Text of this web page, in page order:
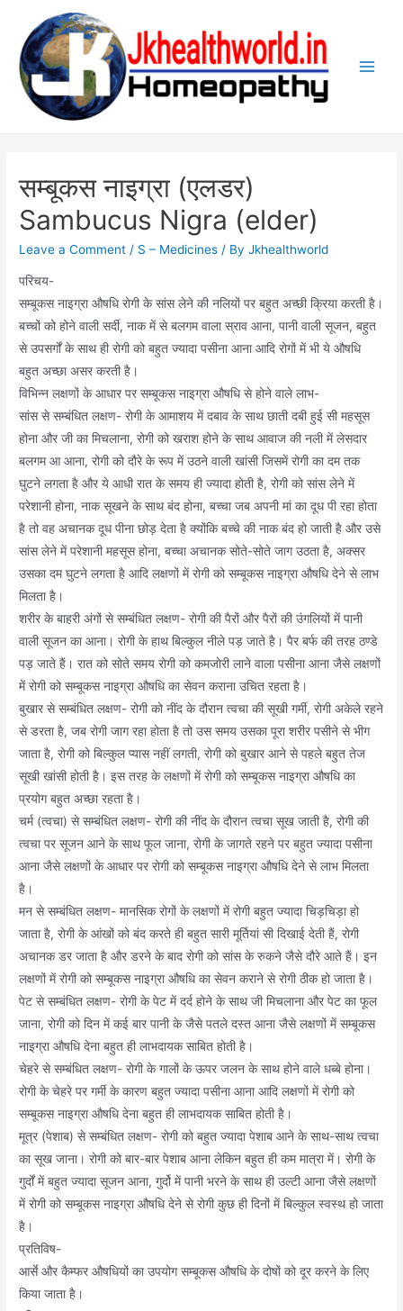
content
सम्बूकस नाइग्रा (एलडर)
Sambucus Nigra (elder)
Leave a Comment / S – Medicines / ByJkhealthworld
परिचय-
सम्बूकस नाइग्रा औषधि रोगी के सांस लेने की नलियों पर बहुत अच्छी क्रिया करती है।
बच्चों को होने वाली सर्दी, नाक में से बलगम वाला स्राव आना, पानी वाली सूजन, बहुत
से उपसर्गों के साथ ही रोगी को बहुत ज्यादा पसीना आना आदि रोगों में भी ये औषधि
बहुत अच्छा असर करती है।
विभिन्न लक्षणों के आधार पर सम्बूकस नाइग्रा औषधि से होने वाले लाभ-
सांस से सम्बंधित लक्षण- रोगी के आमाशय में दबाव के साथ छाती दबी हुई सी महसूस
होना और जी का मिचलाना, रोगी को खराश होने के साथ आवाज की नली में लेसदार
बलगम आ आना, रोगी को दौरे के रूप में उठने वाली खांसी जिसमें रोगी का दम तक
घुटने लगता है और ये आधी रात के समय ही ज्यादा होती है, रोगी को सांस लेने में
परेशानी होना, नाक सूखने के साथ बंद होना, बच्चा जब अपनी मां का दूध पी रहा होता
है तो वह अचानक दूध पीना छोड़ देता है क्योंकि बच्चे की नाक बंद हो जाती है और उसे
सांस लेने में परेशानी महसूस होना, बच्चा अचानक सोते-सोते जाग उठता है, अक्सर
उसका दम घुटने लगता है आदि लक्षणों में रोगी को सम्बूकस नाइग्रा औषधि देने से लाभ
मिलता है।
शरीर के बाहरी अंगों से सम्बंधित लक्षण- रोगी की पैरों और पैरों की उंगलियों में पानी
वाली सूजन का आना। रोगी के हाथ बिल्कुल नीले पड़ जाते है। पैर बर्फ की तरह ठण्डे
पड़ जाते हैं। रात को सोते समय रोगी को कमजोरी लाने वाला पसीना आना जैसे लक्षणों
में रोगी को सम्बूकस नाइग्रा औषधि का सेवन कराना उचित रहता है।
बुखार से सम्बंधित लक्षण- रोगी को नींद के दौरान त्वचा की सूखी गर्मी, रोगी अकेले रहने
से डरता है, जब रोगी जाग रहा होता है तो उस समय उसका पूरा शरीर पसीने से भीग
जाता है, रोगी को बिल्कुल प्यास नहीं लगती, रोगी को बुखार आने से पहले बहुत तेज
सूखी खांसी होती है। इस तरह के लक्षणों में रोगी को सम्बूकस नाइग्रा औषधि का
प्रयोग बहुत अच्छा रहता है।
चर्म (त्वचा) से सम्बंधित लक्षण- रोगी की नींद के दौरान त्वचा सूख जाती है, रोगी की
त्वचा पर सूजन आने के साथ फूल जाना, रोगी के जागते रहने पर बहुत ज्यादा पसीना
आना जैसे लक्षणों के आधार पर रोगी को सम्बूकस नाइग्रा औषधि देने से लाभ मिलता
है।
मन से सम्बंधित लक्षण- मानसिक रोगों के लक्षणों में रोगी बहुत ज्यादा चिड़चिड़ा हो
जाता है, रोगी के आंखों को बंद करते ही बहुत सारी मूर्तियां सी दिखाई देती हैं, रोगी
अचानक डर जाता है और डरने के बाद रोगी को सांस के रुकने जैसे दौरे आते हैं। इन
लक्षणों में रोगी को सम्बूकस नाइग्रा औषधि का सेवन कराने से रोगी ठीक हो जाता है।
पेट से सम्बंधित लक्षण- रोगी के पेट में दर्द होने के साथ जी मिचलाना और पेट का फूल
जाना, रोगी को दिन में कई बार पानी के जैसे पतले दस्त आना जैसे लक्षणों में सम्बूकस
नाइग्रा औषधि देना बहुत ही लाभदायक साबित होती है।
चेहरे से सम्बंधित लक्षण- रोगी के गालों के ऊपर जलन के साथ होने वाले धब्बे होना।
रोगी के चेहरे पर गर्मी के कारण बहुत ज्यादा पसीना आना आदि लक्षणों में रोगी को
सम्बूकस नाइग्रा औषधि देना बहुत ही लाभदायक साबित होती है।
मूत्र (पेशाब) से सम्बंधित लक्षण- रोगी को बहुत ज्यादा पेशाब आने के साथ-साथ त्वचा
का सूख जाना। रोगी को बार-बार पेशाब आना लेकिन बहुत ही कम मात्रा में। रोगी के
गुर्दों में बहुत ज्यादा सूजन आना, गुर्दो में पानी भरने के साथ ही उल्टी आना जैसे लक्षणों
में रोगी को सम्बूकस नाइग्रा औषधि देने से रोगी कुछ ही दिनों में बिल्कुल स्वस्थ हो जाता
है।
प्रतिविष-
आर्से और कैम्फर औषधियों का उपयोग सम्बूकस औषधि के दोषों को दूर करने के लिए
किया जाता है।